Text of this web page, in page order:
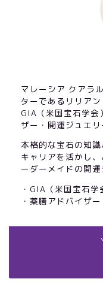
マレーシア クアラ
ターであるリリアン
GIA（米国宝石学会
ザー・開運ジュエリ
本格的な宝石の知
キャリアを活かし
ーダーメイドの開運
・GIA（米国宝石学
・薬膳アドバイザ